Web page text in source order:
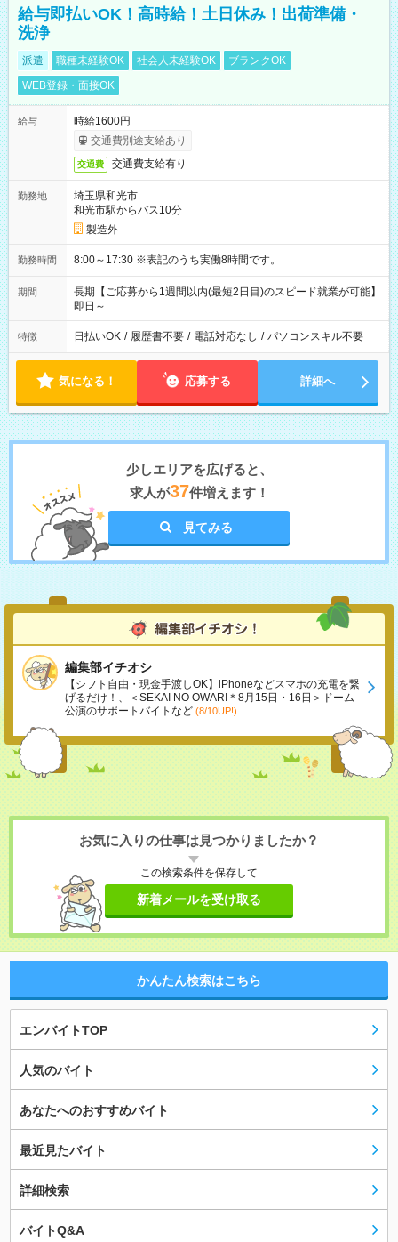
給与即払いOK！高時給！土日休み！出荷準備・
洗浄
派遣 職種未経験OK 社会人未経験OK
ブランクOK
WEB登録・面接OK
給与
時給1600円
交通費別途支給あり
交通費 交通費支給有り
勤務地
埼玉県和光市
和光市駅からバス10分
製造外
勤務時間 8:00～17:30 ※表記のうち実働8時間です。
期間
長期【ご応募から1週間以内(最短2日目)のスピード就業が可能】
即日～
特徴 日払いOK / 履歴書不要 / 電話対応なし / パソコンスキル不要
気になる！ 応募する 詳細へ
少しエリアを広げると、
求人が37件増えます！
見てみる
編集部イチオシ
【シフト自由・現金手渡しOK】iPhoneなどスマホの充電を繋
げるだけ！、＜SEKAI NO OWARI＊8月15日・16日＞ドーム
公演のサポートバイトなど (8/10UP!)
お気に入りの仕事は見つかりましたか？
この検索条件を保存して
新着メールを受け取る
かんたん検索はこちら
エンバイトTOP
人気のバイト
あなたへのおすすめバイト
最近見たバイト
詳細検索
バイトQ&A